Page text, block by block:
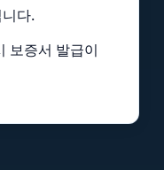
다.
보증서 발급이